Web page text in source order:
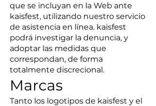
que se incluyan en la Web ante
kaisfest, utilizando nuestro servicio
de asistencia en línea. kaisfest
podrá investigar la denuncia, y
adoptar las medidas que
correspondan, de forma
totalmente discrecional.
Marcas
Tanto los logotipos de kaisfest y el